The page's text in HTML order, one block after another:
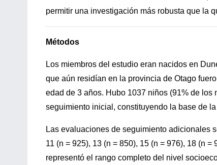
permitir una investigación más robusta que la
Métodos
Los miembros del estudio eran nacidos en
que aún residían en la provincia de Otago
edad de 3 años. Hubo 1037 niños (91% de los
seguimiento inicial, constituyendo la base de
Las evaluaciones de seguimiento adicionales
11 (n = 925), 13 (n = 850), 15 (n = 976), 18 (n
representó el rango completo del nivel